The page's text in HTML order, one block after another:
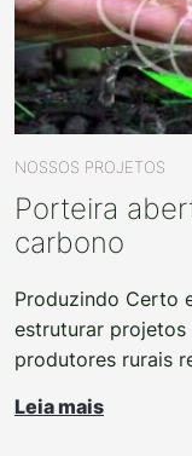
NOSSOS PROJETOS
Porteira
carbono
Produzindo Certo
estruturar
produtores rurais
Leia mais